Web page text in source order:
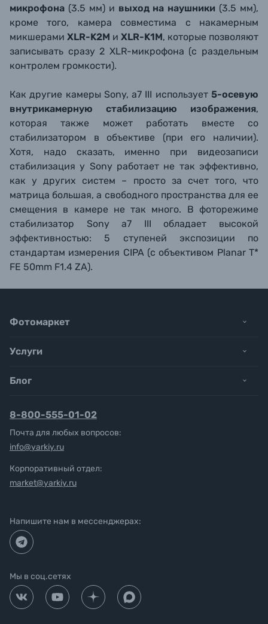
микрофона (3.5 мм) и выход на наушники (3.5 мм),
кроме того, камера совместима с накамерным
микшерами XLR-K2M и XLR-K1M, которые позволяют
записывать сразу 2 XLR-микрофона (с раздельным
контролем громкости).
Как другие камеры Sony, a7 III использует 5-осевую
внутрикамерную стабилизацию изображения,
которая также может работать вместе со
стабилизатором в объективе (при его наличии).
Хотя, надо сказать, именно при видеозаписи
стабилизация у Sony работает не так эффективно,
как у других систем – просто за счет того, что
матрица большая, а свободного пространства для ее
смещения в камере не так много. В фоторежиме
стабилизатор Sony a7 III обладает высокой
эффективностью: 5 ступеней экспозиции по
стандартам измерения CIPA (с объективом Planar T*
FE 50mm F1.4 ZA).
Фотомаркет
Услуги
Блог
8-800-555-01-02
Почта для любых вопросов:
info@yarkiy.ru
Корпоративный отдел:
market@yarkiy.ru
Напишите нам в мессенджерах:
Мы в соц.сетях